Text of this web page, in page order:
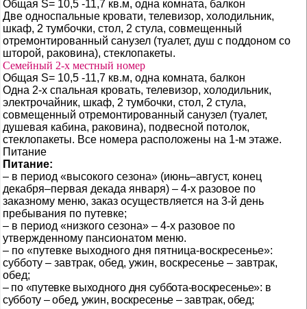
Общая S= 10,5 -11,7 кв.м, одна комната, балкон
Две односпальные кровати, телевизор, холодильник,
шкаф, 2 тумбочки, стол, 2 стула, совмещенный
отремонтированный санузел (туалет, душ с поддоном со
шторой, раковина), стеклопакеты.
Семейный 2-х местный номер
Общая S= 10,5 -11,7 кв.м, одна комната, балкон
Одна 2-х спальная кровать, телевизор, холодильник,
электрочайник, шкаф, 2 тумбочки, стол, 2 стула,
совмещенный отремонтированный санузел (туалет,
душевая кабина, раковина), подвесной потолок,
стеклопакеты. Все номера расположены на 1-м этаже.
Питание
Питание:
– в период «высокого сезона» (июнь–август, конец
декабря–первая декада января) – 4-х разовое по
заказному меню, заказ осуществляется на 3-й день
пребывания по путевке;
– в период «низкого сезона» – 4-х разовое по
утвержденному пансионатом меню.
– по «путевке выходного дня пятница-воскресенье»:
субботу – завтрак, обед, ужин, воскресенье – завтрак,
обед;
– по «путевке выходного дня суббота-воскресенье»: в
субботу – обед, ужин, воскресенье – завтрак, обед;